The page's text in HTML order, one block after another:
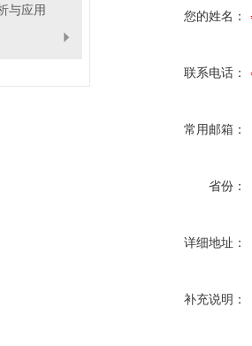
与应用 您的姓名：
联系电话：
常用邮箱：
省份：
详细地址：
补充说明：